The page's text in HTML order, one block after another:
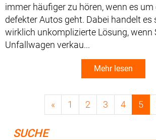
immer häufiger zu hören, wenn es um
defekter Autos geht. Dabei handelt es
wirklich unkomplizierte Lösung, wenn
Unfallwagen verkau...
Mehr lesen
« 1 2 3 4 5
SUCHE